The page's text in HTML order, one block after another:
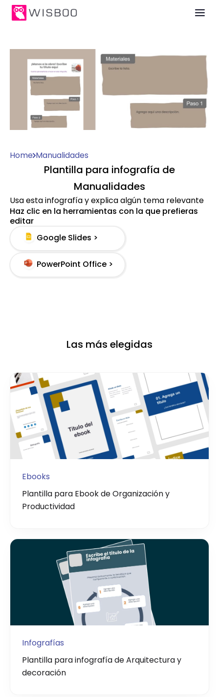
Home Manualidades
Plantilla para infografía de
Manualidades
Usa esta infografía y explica algún tema relevante
Haz clic en la herramientas con la que prefieras
editar
Google Slides >
PowerPoint Office >
Las más elegidas
Ebooks
Plantilla para Ebook de Organización y
Productividad
Infografías
Plantilla para infografía de Arquitectura y
decoración